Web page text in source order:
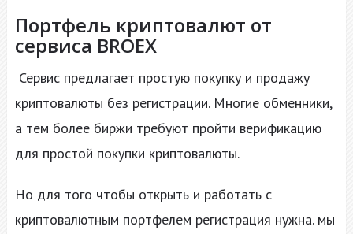
Портфель криптовалют от
сервиса BROEX
Сервис предлагает простую покупку и продажу
криптовалюты без регистрации. Многие обменники,
а тем более биржи требуют пройти верификацию
для простой покупки криптовалюты.
Но для того чтобы открыть и работать с
криптовалютным портфелем регистрация нужна. мы